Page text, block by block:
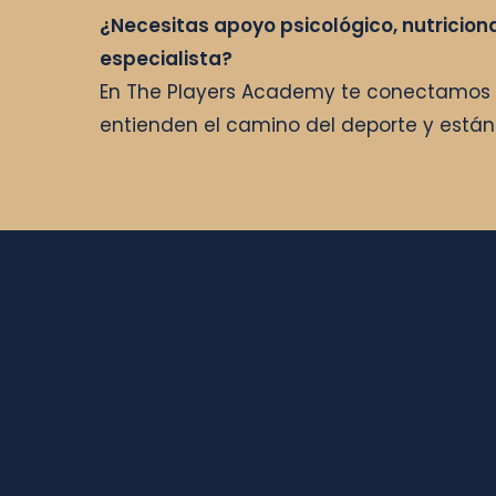
¿Necesitas apoyo psicológico,
especialista?
En The Players Academy te
entienden el camino del deporte y